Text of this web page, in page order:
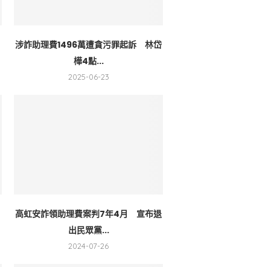
涉詐助理費1496萬遭貪污罪起訴 林岱
樺4點...
2025-06-23
高虹安詐領助理費案判7年4月 宣布退
出民眾黨...
2024-07-26